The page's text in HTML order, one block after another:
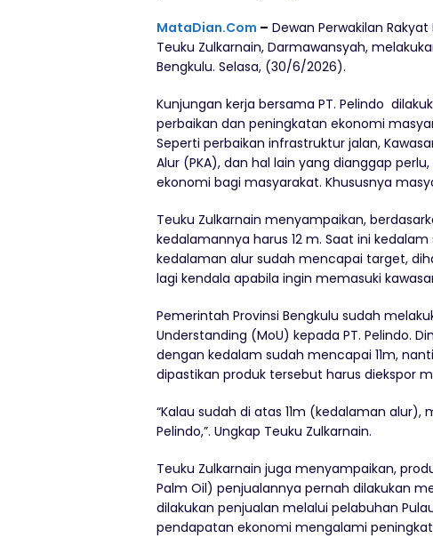
MataDian.Com – Dewan Perwakilan
Teuku Zulkarnain, Darmawansyah,
Bengkulu. Selasa, (30/6/2026).
Kunjungan kerja bersama PT. Pelindo
perbaikan dan peningkatan ekonomi
Seperti perbaikan infrastruktur jalan,
Alur (PKA), dan hal lain yang dianggap
ekonomi bagi masyarakat. Khususnya
Teuku Zulkarnain menyampaikan,
kedalamannya harus 12 m. Saat ini
kedalaman alur sudah mencapai target,
lagi kendala apabila ingin memasuki
Pemerintah Provinsi Bengkulu sudah
Understanding (MoU) kepada PT. Pelindo.
dengan kedalam sudah mencapai 11m,
dipastikan produk tersebut harus diekspor
“Kalau sudah di atas 11m (kedalaman
Pelindo,”. Ungkap Teuku Zulkarnain.
Teuku Zulkarnain juga menyampaikan,
Palm Oil) penjualannya pernah dilakukan
dilakukan penjualan melalui pelabuhan
pendapatan ekonomi mengalami